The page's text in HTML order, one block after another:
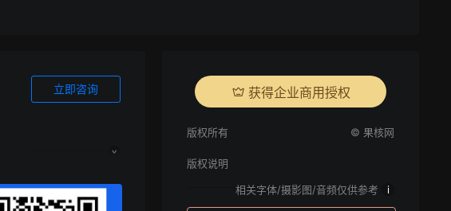
立即咨询 获得企业商用授权
版权所有 © 果核网
版权说明
相关字体/摄影图/音频仅供参考 i